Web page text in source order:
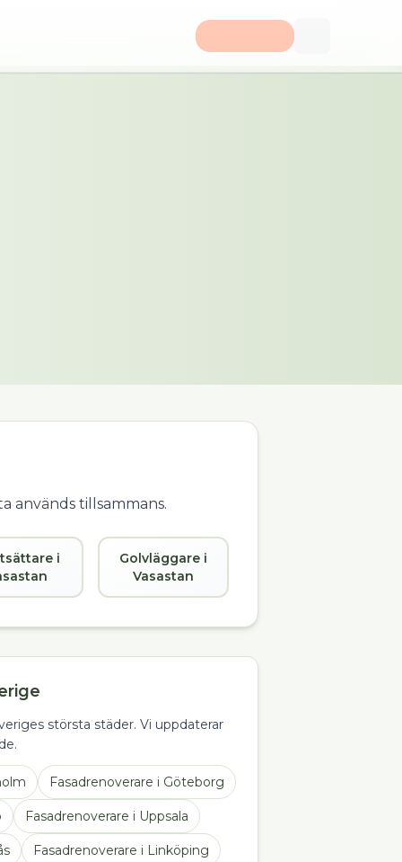
används tillsammans.
i
Golvläggare i
Vasastan
största städer. Vi uppdaterar
Fasadrenoverare i Göteborg
Fasadrenoverare i Uppsala
Fasadrenoverare i Linköping